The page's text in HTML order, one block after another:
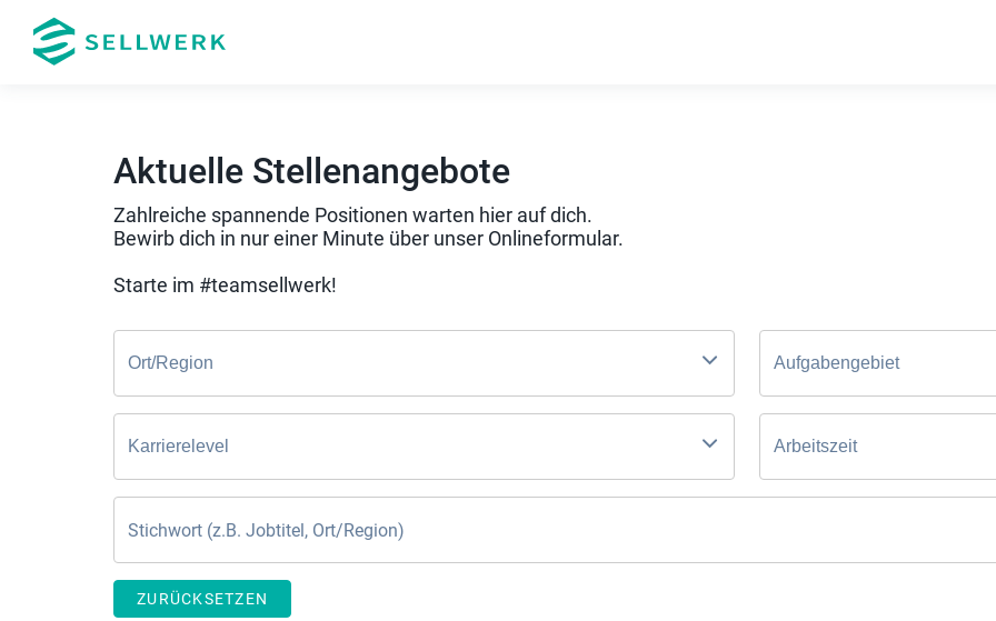
Aktuelle Stellenangebote
Zahlreiche spannende Positionen warten hier auf dich.
Bewirb dich in nur einer Minute über unser Onlineformular.
Starte im #teamsellwerk!
Ort/Region Aufgabengebiet
Karrierelevel Arbeitszeit
ZURÜCKSETZEN